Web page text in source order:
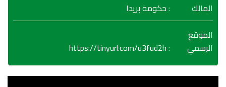
المالك
: حكومة بريدا
الموقع
الرسمي
:
https://tinyurl.com/u3fud2h